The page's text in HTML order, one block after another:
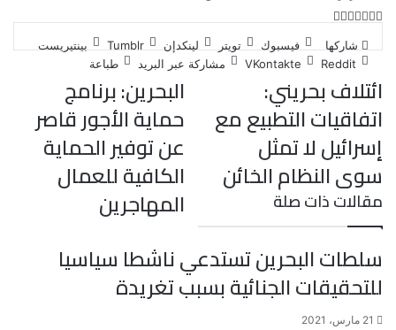
ف
س
و
ك
ت
و
ي
ر
ل
ن
د
إ
ن
T
u
b
l
r
ب
ن
ي
ر
ي
س
ت
R
e
d
i
t
و
ت
ا
ب
شاركها فيسبوك تويتر لينكدإن
بينتيريست
مشاركة عبر البريد طباعة
ائتلاف بحريني:
اتفاقيات التطبيع مع
إسرائيل لا تمثل
سوى النظام الخائن
البحرين: برنامج
حماية الأجور قاصر
عن توفير الحماية
الكافية للعمال
المهاجرين مقالات ذات صلة
سلطات البحرين تستدعي ناشطا سياسيا
للتحقيقات الجنائية بسبب تغريدة
21 مارس، 2021